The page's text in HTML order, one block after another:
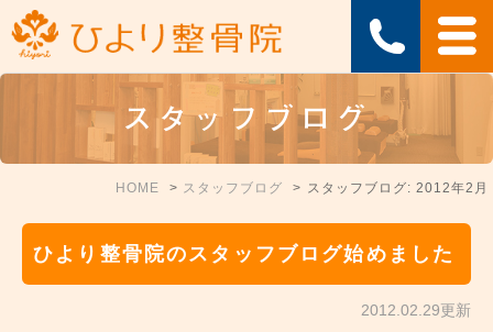
スタッフブログ
HOME スタッフブログ スタッフブログ: 2012年2月
ひより整骨院のスタッフブログ始めました
2012.02.29更新